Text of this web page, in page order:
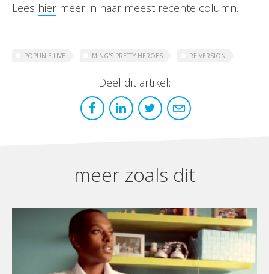
Lees hiermeer in haar meest recente column.
POPUNIE LIVE MING'S PRETTY HEROES RE:VERSION
Deel dit artikel:
meer zoals dit